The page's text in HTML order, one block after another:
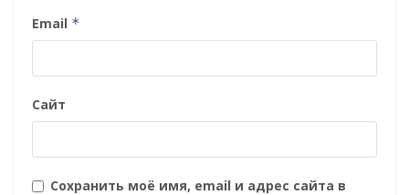
Email *
Сайт
Сохранить моё имя, email и адрес сайта в